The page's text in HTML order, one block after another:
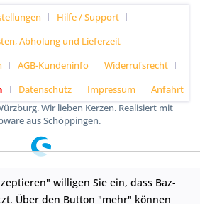
Hilfe / Support
Abholung und Lieferzeit
AGB-Kundeninfo
Widerrufsrecht
Datenschutz Impressum
Anfahrt
Wir lieben Kerzen. Realisiert mit
aus Schöppingen.
willigen Sie ein, dass Baz-
Über den Button "mehr" können